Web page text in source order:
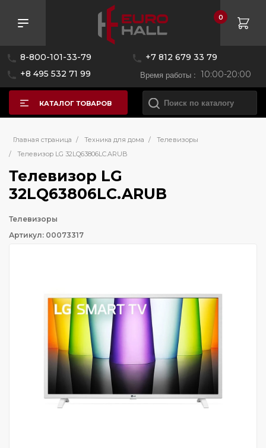
8-800-101-33-79
+7 812 679 33 79
+8 495 532 71 99
Время работы : 10:00-20:00
0
КАТАЛОГ ТОВАРОВ
Главная страница / Техника для дома /
Телевизоры
/
Телевизор LG 32LQ63806LC.ARUB
Телевизор LG
32LQ63806LC.ARUB
Телевизоры
Артикул: 00073317